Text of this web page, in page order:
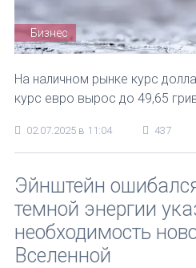
Бизнес
На наличном рынке курс
курс евро вырос до 49,65
02.07.2025 в 11:04 437
Эйнштейн
темной энергии
необходимость
Вселенной